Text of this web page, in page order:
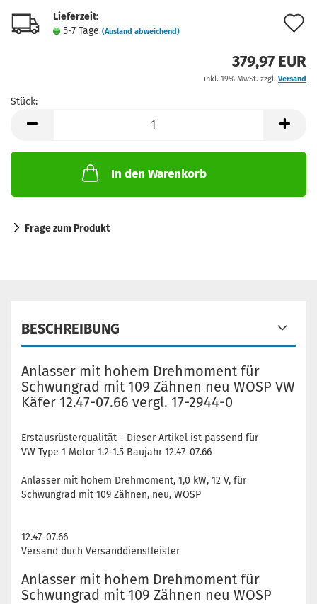
Lieferzeit:
5-7 Tage (Ausland abweichend)
379,97 EUR
inkl. 19% MwSt. zzgl. Versand
Stück:
In den Warenkorb
Frage zum Produkt
BESCHREIBUNG
Anlasser mit hohem Drehmoment für
Schwungrad mit 109 Zähnen neu WOSP VW
Käfer 12.47-07.66 vergl. 17-2944-0
Erstausrüsterqualität - Dieser Artikel ist passend für
VW Type 1 Motor 1.2-1.5 Baujahr 12.47-07.66
Anlasser mit hohem Drehmoment, 1,0 kW, 12 V, für
Schwungrad mit 109 Zähnen, neu, WOSP
12.47-07.66
Versand duch Versanddienstleister
Anlasser mit hohem Drehmoment für
Schwungrad mit 109 Zähnen neu WOSP